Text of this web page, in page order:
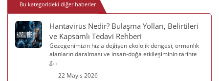
Bu kategorideki diğer haberler
Hantavirüs Nedir? Bulaşma Yolları, Belirtileri
ve Kapsamlı Tedavi Rehberi
Gezegenimizin hızla değişen ekolojik dengesi, ormanlık
alanların daralması ve insan-doğa etkileşiminin tarihte
g...
22 Mayıs 2026